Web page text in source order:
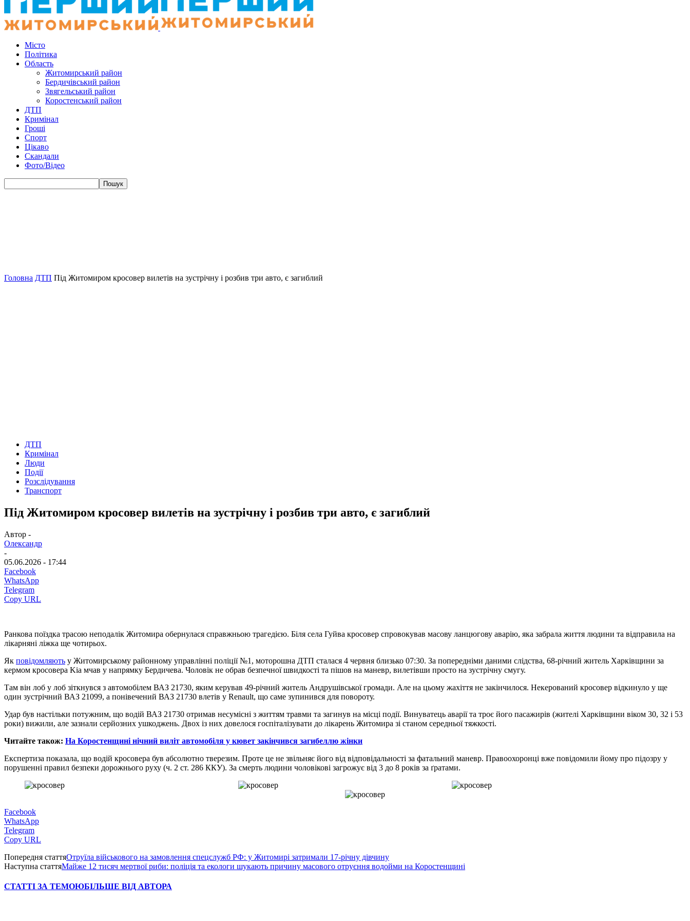
Місто
Політика
Область
Житомирський район
Бердичівський район
Звягельський район
Коростенський район
ДТП
Кримінал
Гроші
Спорт
Цікаво
Скандали
Фото/Відео
Головна ДТП Під Житомиром кросовер вилетів на зустрічну і розбив три авто, є загиблий
ДТП
Кримінал
Люди
Події
Розслідування
Транспорт
Під Житомиром кросовер вилетів на зустрічну і розбив три авто, є загиблий
Автор -
Олександр
-
05.06.2026 - 17:44
Facebook
WhatsApp
Telegram
Copy URL
Ранкова поїздка трасою неподалік Житомира обернулася справжньою трагедією. Біля села Гуйва кросовер спровокував масову ланцюгову аварію, яка забрала життя людини та відправила на
лікарняні ліжка ще чотирьох.
Як повідомляють у Житомирському районному управлінні поліції №1, моторошна ДТП сталася 4 червня близько 07:30. За попередніми даними слідства, 68-річний житель Харківщини за
кермом кросовера Kia мчав у напрямку Бердичева. Чоловік не обрав безпечної швидкості та пішов на маневр, вилетівши просто на зустрічну смугу.
Там він лоб у лоб зіткнувся з автомобілем ВАЗ 21730, яким керував 49-річний житель Андрушівської громади. Але на цьому жахіття не закінчилося. Некерований кросовер відкинуло у ще
один зустрічний ВАЗ 21099, а понівечений ВАЗ 21730 влетів у Renault, що саме зупинився для повороту.
Удар був настільки потужним, що водій ВАЗ 21730 отримав несумісні з життям травми та загинув на місці події. Винуватець аварії та троє його пасажирів (жителі Харківщини віком 30, 32 і 53
роки) вижили, але зазнали серйозних ушкоджень. Двох із них довелося госпіталізувати до лікарень Житомира зі станом середньої тяжкості.
Читайте також: На Коростенщині нічний виліт автомобіля у кювет закінчився загибеллю жінки
Експертиза показала, що водій кросовера був абсолютно тверезим. Проте це не звільняє його від відповідальності за фатальний маневр. Правоохоронці вже повідомили йому про підозру у
порушенні правил безпеки дорожнього руху (ч. 2 ст. 286 ККУ). За смерть людини чоловікові загрожує від 3 до 8 років за ґратами.
Facebook
WhatsApp
Telegram
Copy URL
Попередня статтяОтруїла військового на замовлення спецслужб РФ: у Житомирі затримали 17-річну дівчину
Наступна статтяМайже 12 тисяч мертвої риби: поліція та екологи шукають причину масового отруєння водойми на Коростенщині
СТАТТІ ЗА ТЕМОЮБІЛЬШЕ ВІД АВТОРА